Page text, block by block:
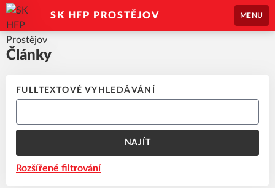
SK HFP PROSTĚJOV MENU
Články
FULLTEXTOVÉ VYHLEDÁVÁNÍ
NAJÍT
Rozšířené filtrování